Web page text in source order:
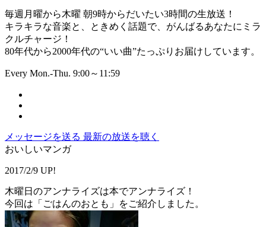
毎週月曜から木曜 朝9時からだいたい3時間の生放送！
キラキラな音楽と、ときめく話題で、がんばるあなたにミラ
クルチャージ！
80年代から2000年代の“いい曲”たっぷりお届けしています。
Every Mon.-Thu. 9:00～11:59
メッセージを送る 最新の放送を聴く
おいしいマンガ
2017/2/9 UP!
木曜日のアンナライズは本でアンナライズ！
今回は「ごはんのおとも」をご紹介しました。